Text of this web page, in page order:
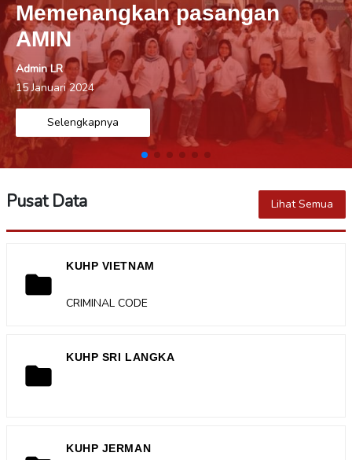
Memenangkan pasangan
AMIN
Admin LR
15 Januari 2024
Selengkapnya
Pusat Data Lihat Semua
folder
KUHP VIETNAM
CRIMINAL CODE
folder
KUHP SRI LANGKA
KUHP JERMAN